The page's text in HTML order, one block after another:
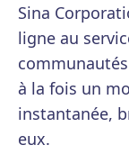
Sina
ligne au
à la fois un
instantanée,
eux.